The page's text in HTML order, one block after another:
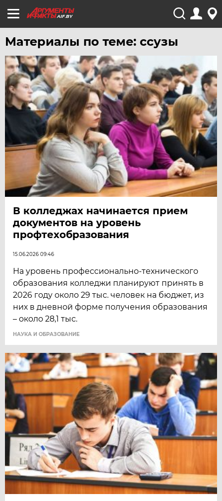
AIF.BY
Материалы по теме: ссузы
В колледжах начинается прием
документов на уровень
профтехобразования
15.06.2026 09:46
На уровень профессионально-технического
образования колледжи планируют принять в
2026 году около 29 тыс. человек на бюджет, из
них в дневной форме получения образования
– около 28,1 тыс.
НАУКА И ОБРАЗОВАНИЕ